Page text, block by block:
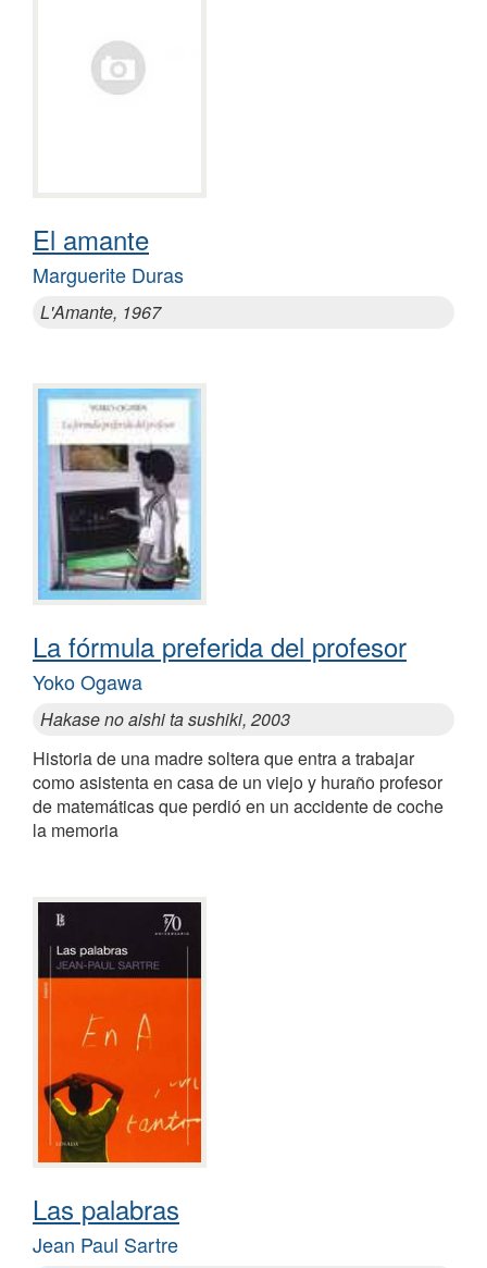
El amante
Marguerite Duras
L'Amante, 1967
La fórmula preferida del profesor
Yoko Ogawa
Hakase no aishi ta sushiki, 2003
Historia de una madre soltera que entra a trabajar
como asistenta en casa de un viejo y huraño profesor
de matemáticas que perdió en un accidente de coche
la memoria
Las palabras
Jean Paul Sartre